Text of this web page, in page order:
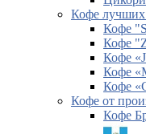
Кофе лучших
Кофе
Кофе
Кофе
Кофе
Кофе
Кофе от
Кофе